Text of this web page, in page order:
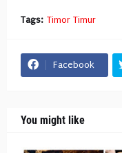
Tags: Timor Timur
Facebook
You might like